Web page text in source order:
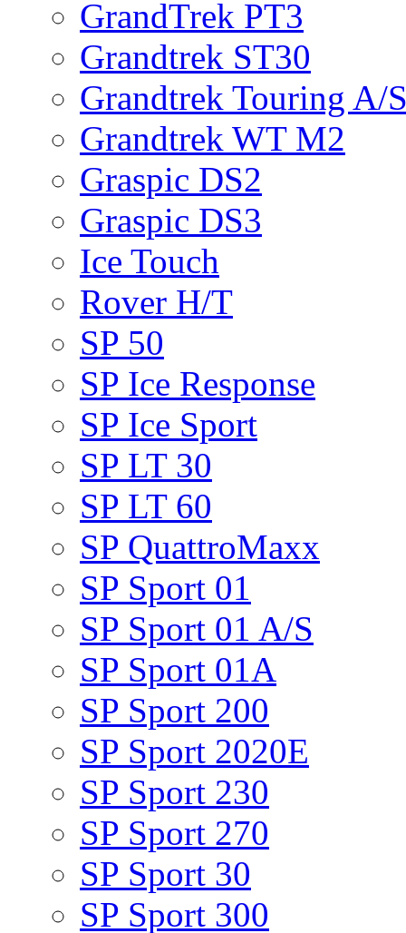
GrandTrek PT3
Grandtrek ST30
Grandtrek Touring A/
Grandtrek WT M2
Graspic DS2
Graspic DS3
Ice Touch
Rover H/T
SP 50
SP Ice Response
SP Ice Sport
SP LT 30
SP LT 60
SP QuattroMaxx
SP Sport 01
SP Sport 01 A/S
SP Sport 01A
SP Sport 200
SP Sport 2020E
SP Sport 230
SP Sport 270
SP Sport 30
SP Sport 300